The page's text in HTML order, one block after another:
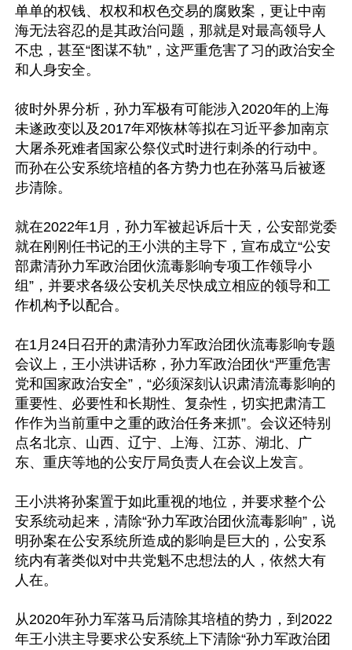
单单的权钱、权权和权色交易的腐败案，更让中南
海无法容忍的是其政治问题，那就是对最高领导人
不忠，甚至“图谋不轨”，这严重危害了习的政治安全
和人身安全。
彼时外界分析，孙力军极有可能涉入2020年的上海
未遂政变以及2017年邓恢林等拟在习近平参加南京
大屠杀死难者国家公祭仪式时进行刺杀的行动中。
而孙在公安系统培植的各方势力也在孙落马后被逐
步清除。
就在2022年1月，孙力军被起诉后十天，公安部党委
就在刚刚任书记的王小洪的主导下，宣布成立“公安
部肃清孙力军政治团伙流毒影响专项工作领导小
组”，并要求各级公安机关尽快成立相应的领导和工
作机构予以配合。
在1月24日召开的肃清孙力军政治团伙流毒影响专题
会议上，王小洪讲话称，孙力军政治团伙“严重危害
党和国家政治安全”，“必须深刻认识肃清流毒影响的
重要性、必要性和长期性、复杂性，切实把肃清工
作作为当前重中之重的政治任务来抓”。会议还特别
点名北京、山西、辽宁、上海、江苏、湖北、广
东、重庆等地的公安厅局负责人在会议上发言。
王小洪将孙案置于如此重视的地位，并要求整个公
安系统动起来，清除“孙力军政治团伙流毒影响”，说
明孙案在公安系统所造成的影响是巨大的，公安系
统内有著类似对中共党魁不忠想法的人，依然大有
人在。
从2020年孙力军落马后清除其培植的势力，到2022
年王小洪主导要求公安系统上下清除“孙力军政治团